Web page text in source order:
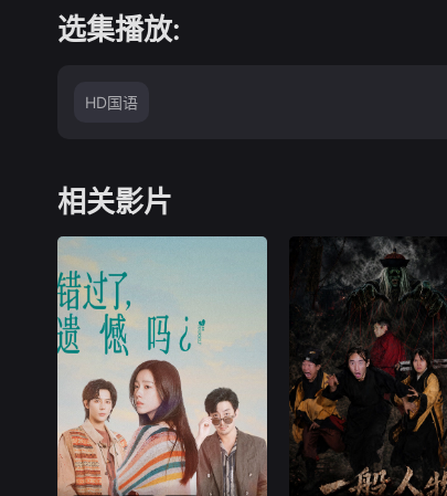
选集播放:
HD国语
相关影片